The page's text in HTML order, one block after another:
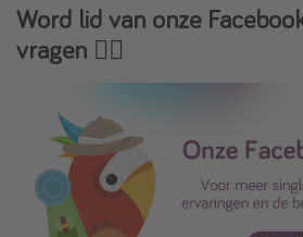
Word lid van onze
vragen 👇🏻